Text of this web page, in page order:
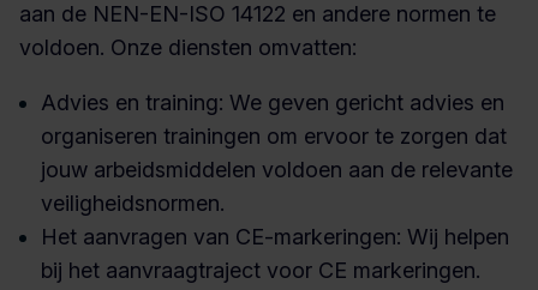
aan de NEN-EN-ISO 14122 en andere normen te
voldoen. Onze diensten omvatten:
Advies en training: We geven gericht advies en
organiseren trainingen om ervoor te zorgen dat
jouw arbeidsmiddelen voldoen aan de relevante
veiligheidsnormen.
Het aanvragen van CE-markeringen: Wij helpen
bij het aanvraagtraject voor CE markeringen.